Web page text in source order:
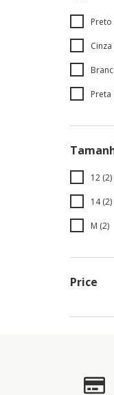
Preto
Cinza
Preta
12 (2)
14 (2)
M (2)
Price